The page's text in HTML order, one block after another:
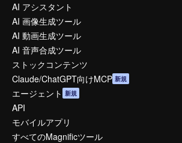
AI アシスタント
AI 画像生成ツール
AI 動画生成ツール
AI 音声合成ツール
ストックコンテンツ
Claude/ChatGPT向けMCP 新規
エージェント 新規
API
モバイルアプリ
すべてのMagnificツール